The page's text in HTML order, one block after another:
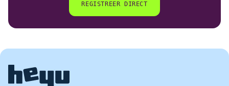
REGISTREER DIRECT